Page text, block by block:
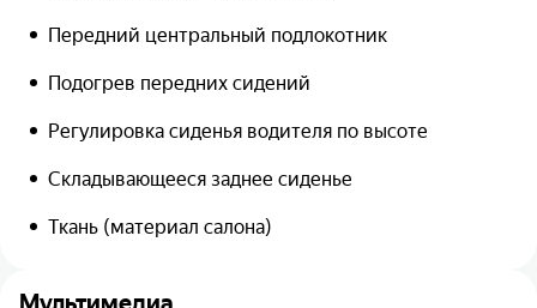
Передний центральный подлокотник
Подогрев передних сидений
Регулировка сиденья водителя по высоте
Складывающееся заднее сиденье
Ткань (материал салона)